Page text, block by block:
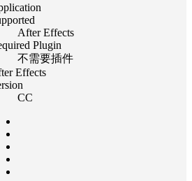
After Effects
Plugin
不需要插件
Effects
CC